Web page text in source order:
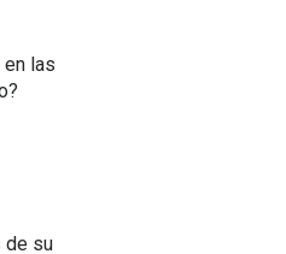
en las
de su